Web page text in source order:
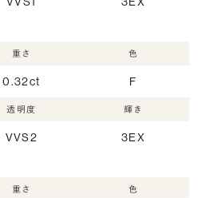
重さ
0.32ct
色
F
透明度
VVS2
輝き
3EX
重さ 色